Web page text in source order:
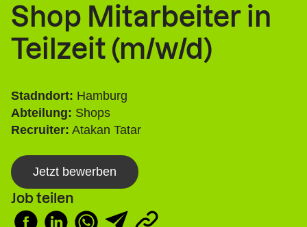
Shop Mitarbeiter in
Teilzeit (m/w/d)
Stadndort: Hamburg
Abteilung: Shops
Recruiter: Atakan Tatar
Jetzt bewerben
Job teilen